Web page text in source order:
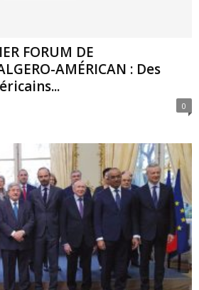
FORUM DE
AMÉRICAN : Des
0